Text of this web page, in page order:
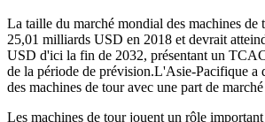
La taille du marché mondial des machines de
25,01 milliards USD en 2018 et devrait
USD d'ici la fin de 2032, présentant un
de la période de prévision.L'Asie-Pacifique a
des machines de tour avec une part de
Les machines de tour jouent un rôle important